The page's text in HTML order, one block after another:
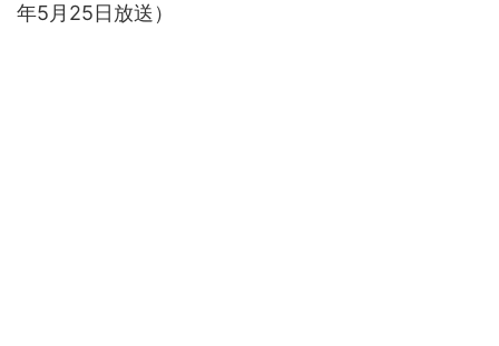
年5月25日放送）